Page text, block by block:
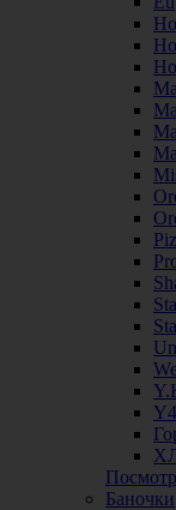
Y4
Баночки